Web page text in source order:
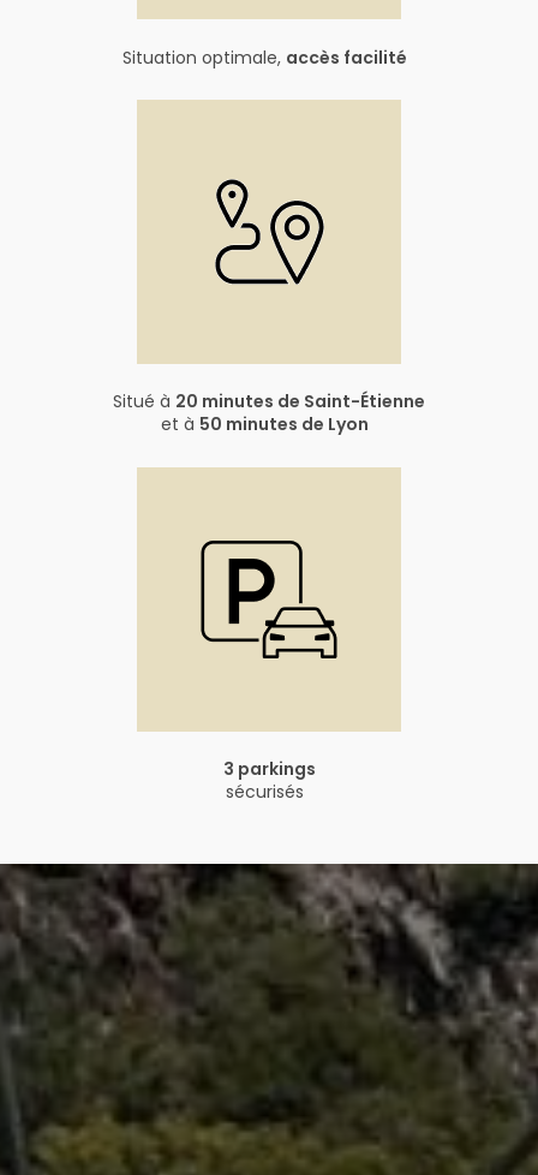
Situation optimale, accès facilité
Situé à 20 minutes de Saint-Étienne
et à 50 minutes de Lyon
3 parkings
sécurisés